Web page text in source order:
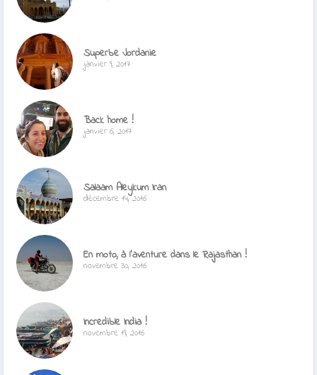
Superbe Jordanie
janvier 9, 2017
Back home !
janvier 6, 2017
Salaam Aleykum Iran
décembre 14, 2016
En moto, à l’aventure dans le Rajasthan !
novembre 30, 2016
Incredible India !
novembre 19, 2016